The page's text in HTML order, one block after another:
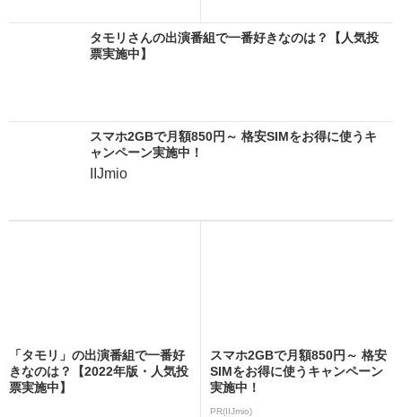
タモリさんの出演番組で一番好きなのは？【人気投
票実施中】
スマホ2GBで月額850円～ 格安SIMをお得に使うキ
ャンペーン実施中！
IIJmio
「タモリ」の出演番組で一番好
きなのは？【2022年版・人気投
票実施中】
スマホ2GBで月額850円～ 格安
SIMをお得に使うキャンペーン
実施中！
PR(IIJmio)